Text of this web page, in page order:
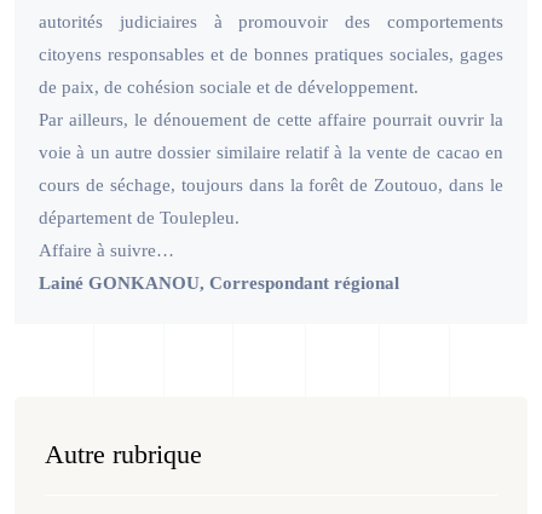
autorités judiciaires à promouvoir des comportements
citoyens responsables et de bonnes pratiques sociales, gages
de paix, de cohésion sociale et de développement.
Par ailleurs, le dénouement de cette affaire pourrait ouvrir la
voie à un autre dossier similaire relatif à la vente de cacao en
cours de séchage, toujours dans la forêt de Zoutouo, dans le
département de Toulepleu.
Affaire à suivre…
Lainé GONKANOU, Correspondant régional
Autre rubrique